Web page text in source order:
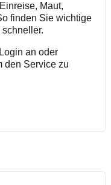
Maut,
finden Sie wichtige
schneller.
an oder
den Service zu